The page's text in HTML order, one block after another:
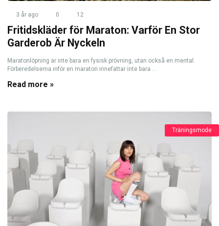
3 år ago 0 12
Fritidskläder för Maraton: Varför En Stor
Garderob Är Nyckeln
Maratonlöpning är inte bara en fysisk prövning, utan också en mental.
Förberedelserna inför en maraton innefattar inte bara ...
Read more »
Träningsmode